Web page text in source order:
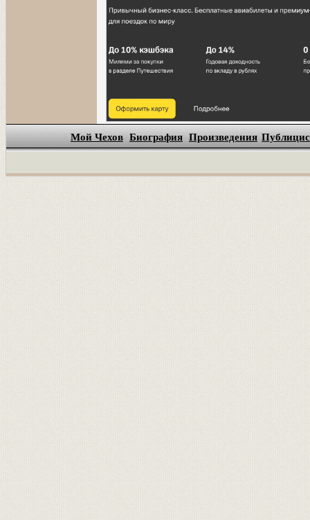
Мой Чехов Биография Произведения